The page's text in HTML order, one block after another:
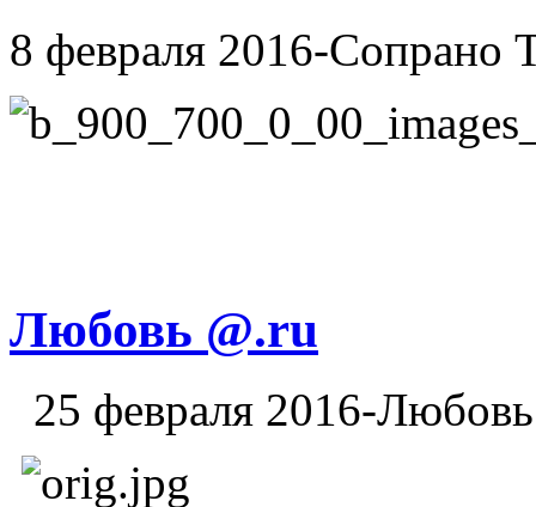
8 февраля 2016-Сопрано
Любовь @.ru
25 февраля 2016-